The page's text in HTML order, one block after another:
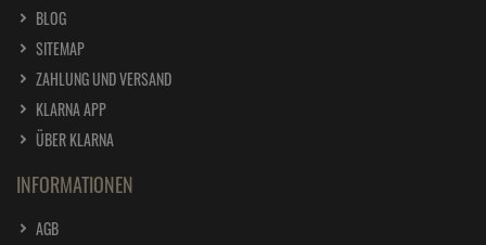
BLOG
SITEMAP
ZAHLUNG UND VERSAND
KLARNA APP
ÜBER KLARNA
INFORMATIONEN
AGB